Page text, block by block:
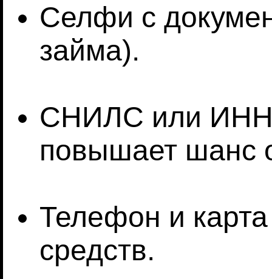
Селфи с
займа).
СНИЛС или ИНН
повышает шанс
Телефон и
средств.